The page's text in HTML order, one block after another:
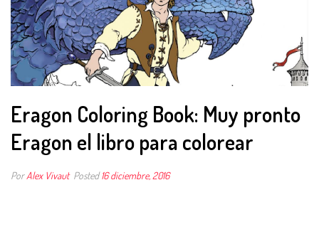
Eragon Coloring Book: Muy pronto
Eragon el libro para colorear
PorAlex Vivaut Posted16 diciembre, 2016